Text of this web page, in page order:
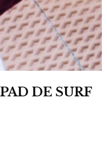
DE SURF